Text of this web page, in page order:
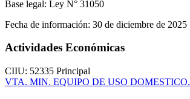
Base legal: Ley N° 31050
Fecha de información: 30 de diciembre de 2025
Actividades Económicas
CIIU: 52335 Principal
VTA. MIN. EQUIPO DE USO DOMESTICO.